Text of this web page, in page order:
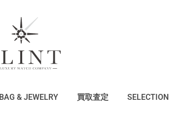
BAG & JEWELRY 買取査定 SELECTION